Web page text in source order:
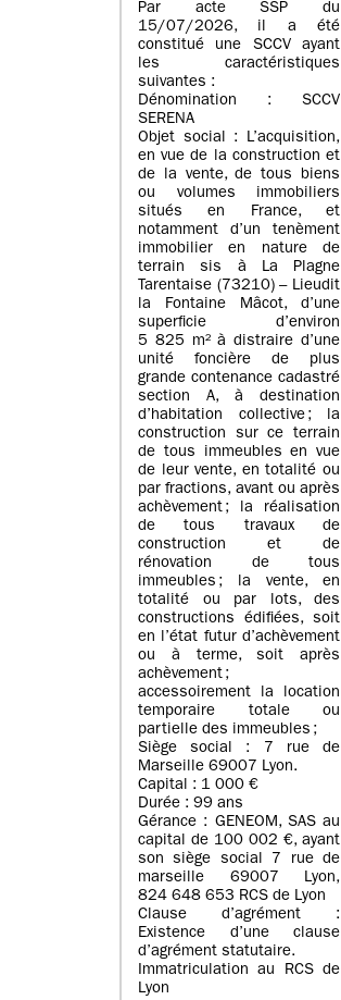
Par acte SSP du
15/07/2026, il a été
constitué une SCCV ayant
les caractéristiques
suivantes :
Dénomination : SCCV
SERENA
Objet social : L’acquisition,
en vue de la construction et
de la vente, de tous biens
ou volumes immobiliers
situés en France, et
notamment d’un tenèment
immobilier en nature de
terrain sis à La Plagne
Tarentaise (73210) – Lieudit
la Fontaine Mâcot, d’une
superficie d’environ
5 825 m² à distraire d’une
unité foncière de plus
grande contenance cadastré
section A, à destination
d’habitation collective ; la
construction sur ce terrain
de tous immeubles en vue
de leur vente, en totalité ou
par fractions, avant ou après
achèvement ; la réalisation
de tous travaux de
construction et de
rénovation de tous
immeubles ; la vente, en
totalité ou par lots, des
constructions édifiées, soit
en l’état futur d’achèvement
ou à terme, soit après
achèvement ;
accessoirement la location
temporaire totale ou
partielle des immeubles ;
Siège social : 7 rue de
Marseille 69007 Lyon.
Capital : 1 000 €
Durée : 99 ans
Gérance : GENEOM, SAS au
capital de 100 002 €, ayant
son siège social 7 rue de
marseille 69007 Lyon,
824 648 653 RCS de Lyon
Clause d’agrément :
Existence d’une clause
d’agrément statutaire.
Immatriculation au RCS de
Lyon